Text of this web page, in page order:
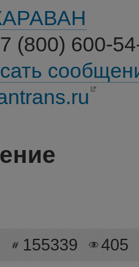
(800) 600-
155339 405